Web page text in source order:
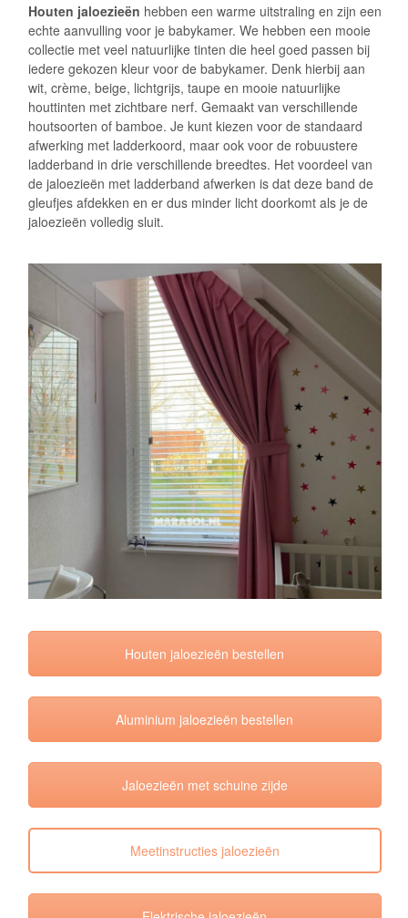
Houten jaloezieën hebben een warme uitstraling en zijn een
echte aanvulling voor je babykamer. We hebben een mooie
collectie met veel natuurlijke tinten die heel goed passen bij
iedere gekozen kleur voor de babykamer. Denk hierbij aan
wit, crème, beige, lichtgrijs, taupe en mooie natuurlijke
houttinten met zichtbare nerf. Gemaakt van verschillende
houtsoorten of bamboe. Je kunt kiezen voor de standaard
afwerking met ladderkoord, maar ook voor de robuustere
ladderband in drie verschillende breedtes. Het voordeel van
de jaloezieën met ladderband afwerken is dat deze band de
gleufjes afdekken en er dus minder licht doorkomt als je de
jaloezieën volledig sluit.
Houten jaloezieën bestellen
Aluminium jaloezieën bestellen
Jaloezieën met schuine zijde
Meetinstructies jaloezieën